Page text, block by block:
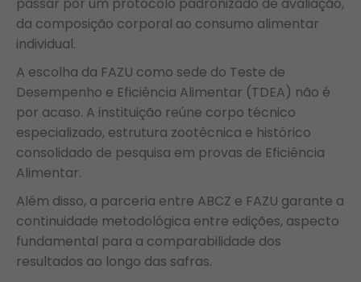
passar por um protocolo padronizado de avaliação,
da composição corporal ao consumo alimentar
individual.
A escolha da FAZU como sede do Teste de
Desempenho e Eficiência Alimentar (TDEA) não é
por acaso. A instituição reúne corpo técnico
especializado, estrutura zootécnica e histórico
consolidado de pesquisa em provas de Eficiência
Alimentar.
Além disso, a parceria entre ABCZ e FAZU garante a
continuidade metodológica entre edições, aspecto
fundamental para a comparabilidade dos
resultados ao longo das safras.